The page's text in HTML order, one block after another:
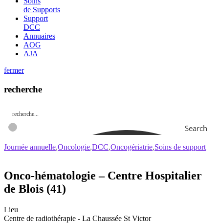
de Supports
Support
DCC
Annuaires
AOG
AJA
fermer
recherche
Search
Journée annuelle Oncologie DCC Oncogériatrie Soins de support
Onco-hématologie – Centre Hospitalier
de Blois (41)
Lieu
Centre de radiothérapie - La Chaussée St Victor